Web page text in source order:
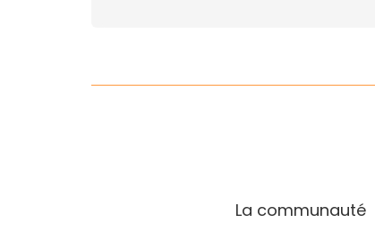
La communauté